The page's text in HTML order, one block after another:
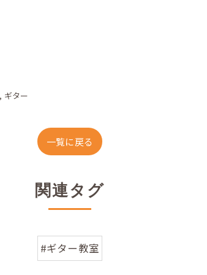
ギター
一覧に戻る
関連タグ
#ギター教室